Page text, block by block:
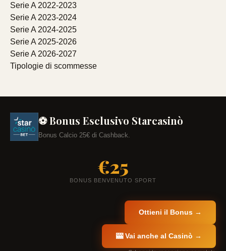
Serie A 2022-2023
Serie A 2023-2024
Serie A 2024-2025
Serie A 2025-2026
Serie A 2026-2027
Tipologie di scommesse
⚽ Bonus Esclusivo Starcasinò
Bonus Calcio 25€ di Cashback.
€25
BONUS BENVENUTO SPORT
Ottieni il Bonus →
🎰 Vai anche al Casinò →